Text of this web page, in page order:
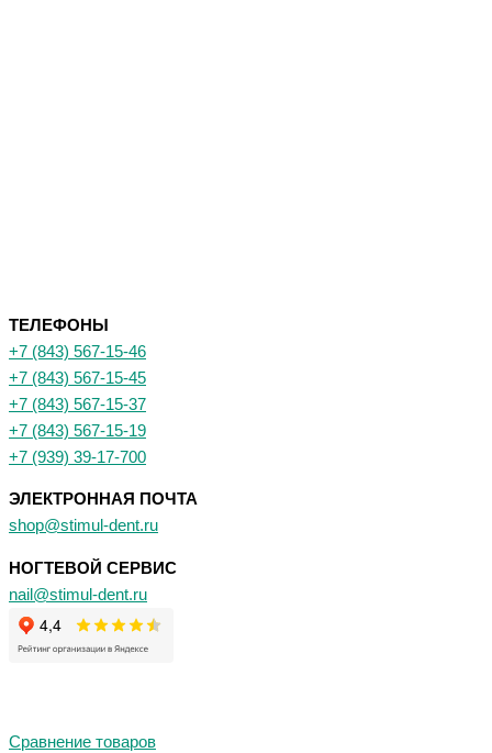
ТЕЛЕФОНЫ
+7 (843) 567-15-46
+7 (843) 567-15-45
+7 (843) 567-15-37
+7 (843) 567-15-19
+7 (939) 39-17-700
ЭЛЕКТРОННАЯ ПОЧТА
shop@stimul-dent.ru
НОГТЕВОЙ СЕРВИС
nail@stimul-dent.ru
Сравнение товаров